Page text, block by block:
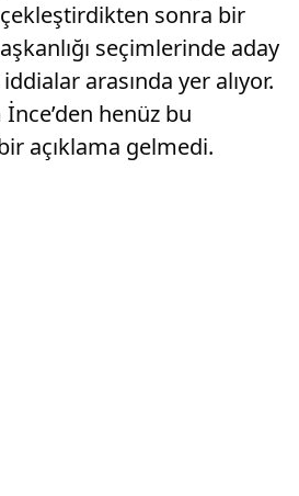
sonra bir
seçimlerinde aday
arasında yer alıyor.
henüz bu
açıklama gelmedi.